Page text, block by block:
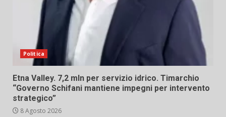
Politica
Etna Valley. 7,2 mln per servizio idrico. Timarchio
“Governo Schifani mantiene impegni per intervento
strategico”
8 Agosto 2026